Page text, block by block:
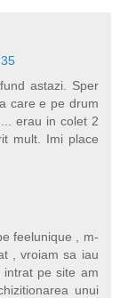
astazi. Sper
care e pe drum
erau in colet 2
mult. Imi place
feelunique , m-
, vroiam sa iau
pe site am
unui